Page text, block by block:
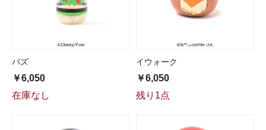
バズ
￥6,050
在庫なし
イウォーク
￥6,050
残り1点